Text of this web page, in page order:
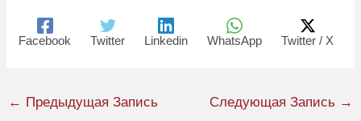
Facebook Twitter Linkedin WhatsApp Twitter / X
← Предыдущая Запись Следующая Запись →